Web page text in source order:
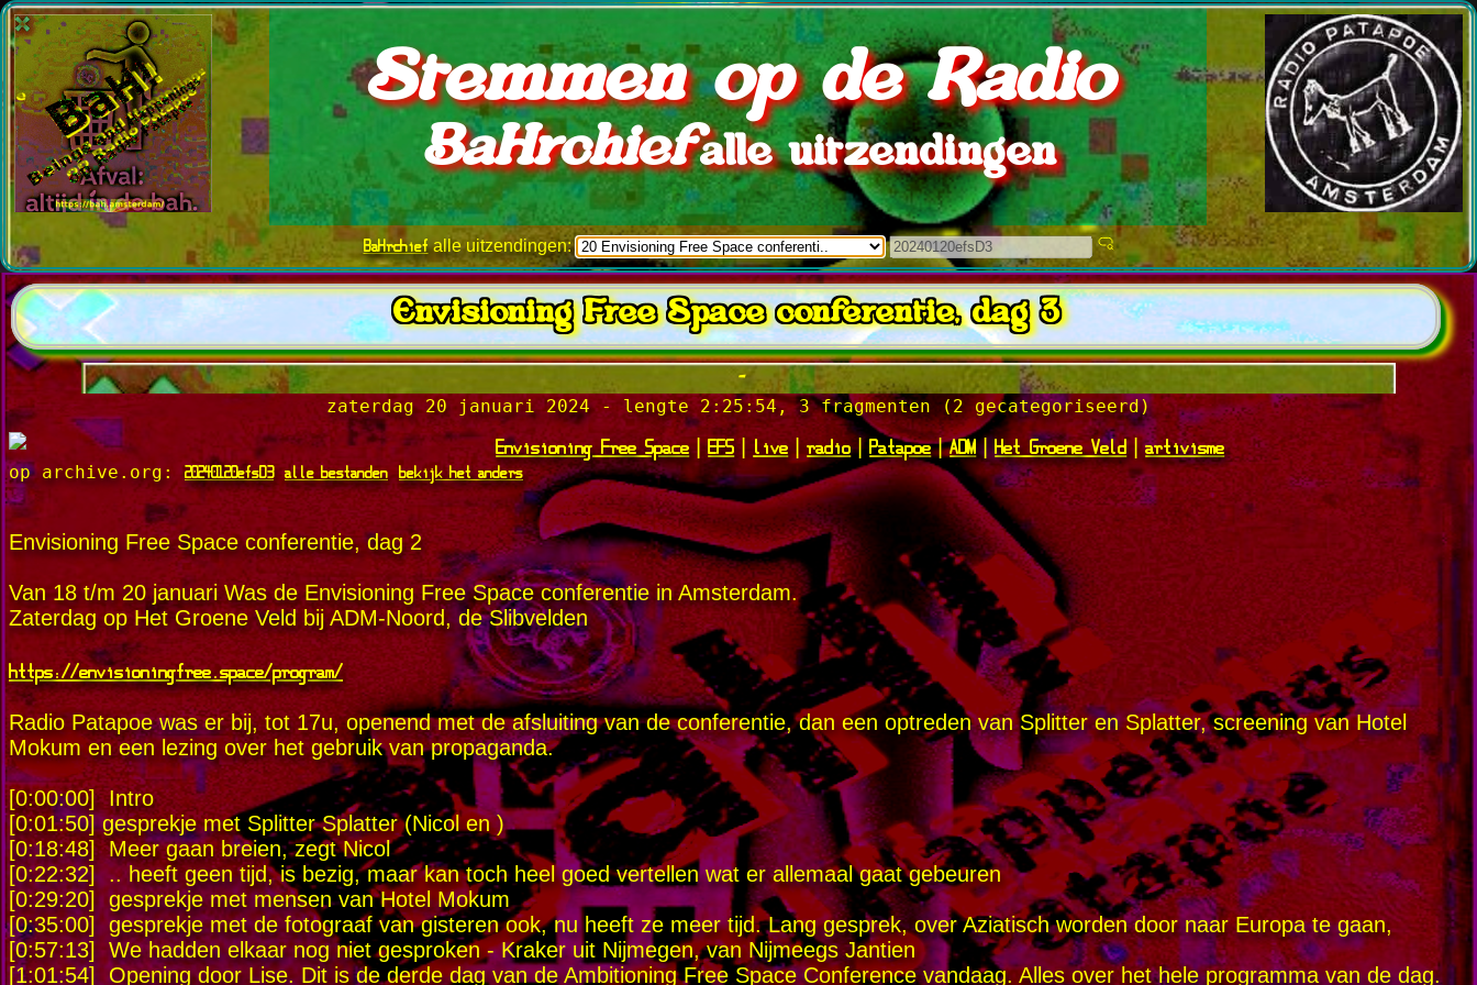
Stemmen op de Radio
BaHrchiefalle uitzendingen
BaHrchiefalle uitzendingen:
Envisioning Free Space conferentie, dag 3
-
zaterdag 20 januari 2024 - lengte 2:25:54, 3 fragmenten (2 gecategoriseerd)
Envisioning Free Space|EFS|live|radio|Patapoe|ADM|Het Groene Veld|artivisme
op archive.org:20240120efsD3 alle bestanden bekijk het anders
Envisioning Free Space conferentie, dag 2
Van 18 t/m 20 januari Was de Envisioning Free Space conferentie in Amsterdam.
Zaterdag op Het Groene Veld bij ADM-Noord, de Slibvelden
https://envisioningfree.space/program/
Radio Patapoe was er bij, tot 17u, openend met de afsluiting van de conferentie, dan een optreden van Splitter en Splatter, screening van Hotel
Mokum en een lezing over het gebruik van propaganda.
[0:00:00] Intro
[0:01:50] gesprekje met Splitter Splatter (Nicol en )
[0:18:48] Meer gaan breien, zegt Nicol
[0:22:32] .. heeft geen tijd, is bezig, maar kan toch heel goed vertellen wat er allemaal gaat gebeuren
[0:29:20] gesprekje met mensen van Hotel Mokum
[0:35:00] gesprekje met de fotograaf van gisteren ook, nu heeft ze meer tijd. Lang gesprek, over Aziatisch worden door naar Europa te gaan,
[0:57:13] We hadden elkaar nog niet gesproken - Kraker uit Nijmegen, van Nijmeegs Jantien
[1:01:54] Opening door Lise. Dit is de derde dag van de Ambitioning Free Space Conference vandaag. Alles over het hele programma van de dag.